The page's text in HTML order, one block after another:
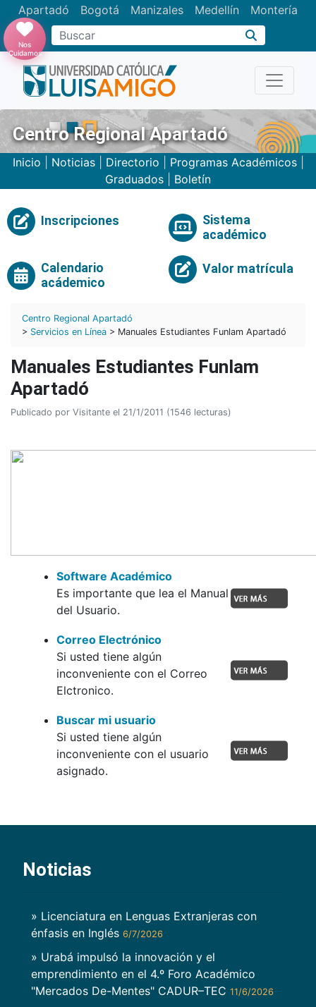
Apartadó Bogotá Manizales Medellín Montería
Nos
Cuidamos
Centro Regional Apartadó
Inicio Noticias| Directorio Programas Académicos|
Graduados
Boletín
Inscripciones
Sistema
académico
Calendario
acádemico
Valor matrícula
Centro Regional Apartadó
> Servicios en Línea > Manuales Estudiantes Funlam Apartadó
Manuales Estudiantes Funlam
Apartadó
Publicado por Visitante el 21/1/2011 (1546 lecturas)
Software Académico
Es importante que lea el Manual
del Usuario.
Correo Electrónico
Si usted tiene algún
inconveniente con el Correo
Elctronico.
Buscar mi usuario
Si usted tiene algún
inconveniente con el usuario
asignado.
Noticias
» Licenciatura en Lenguas Extranjeras con
énfasis en Inglés 6/7/2026
» Urabá impulsó la innovación y el
emprendimiento en el 4.º Foro Académico
"Mercados De-Mentes" CADUR–TEC 11/6/2026